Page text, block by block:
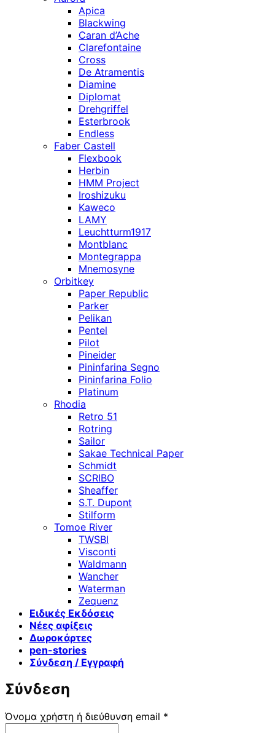
Apica
Blackwing
Caran d’Ache
Clarefontaine
Cross
De Atramentis
Diamine
Diplomat
Drehgriffel
Esterbrook
Endless
Faber Castell
Flexbook
Herbin
HMM Project
Iroshizuku
Kaweco
LAMY
Leuchtturm1917
Montblanc
Montegrappa
Mnemosyne
Orbitkey
Paper Republic
Parker
Pelikan
Pentel
Pilot
Pineider
Pininfarina Segno
Pininfarina Folio
Platinum
Rhodia
Retro 51
Rotring
Sailor
Sakae Technical Paper
Schmidt
SCRIBO
Sheaffer
S.T. Dupont
Stilform
Tomoe River
TWSBI
Visconti
Waldmann
Wancher
Waterman
Zequenz
Ειδικές Εκδόσεις
Νέες αφίξεις
Δωροκάρτες
pen-stories
Σύνδεση / Εγγραφή
Σύνδεση
Όνομα χρήστη ή διεύθυνση email *